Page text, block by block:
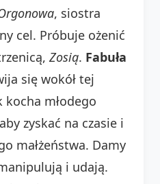
, siostra
cel. Próbuje ożenić
Zosią. Fabuła
się wokół tej
kocha młodego
zyskać na czasie i
małżeństwa. Damy
i udają.